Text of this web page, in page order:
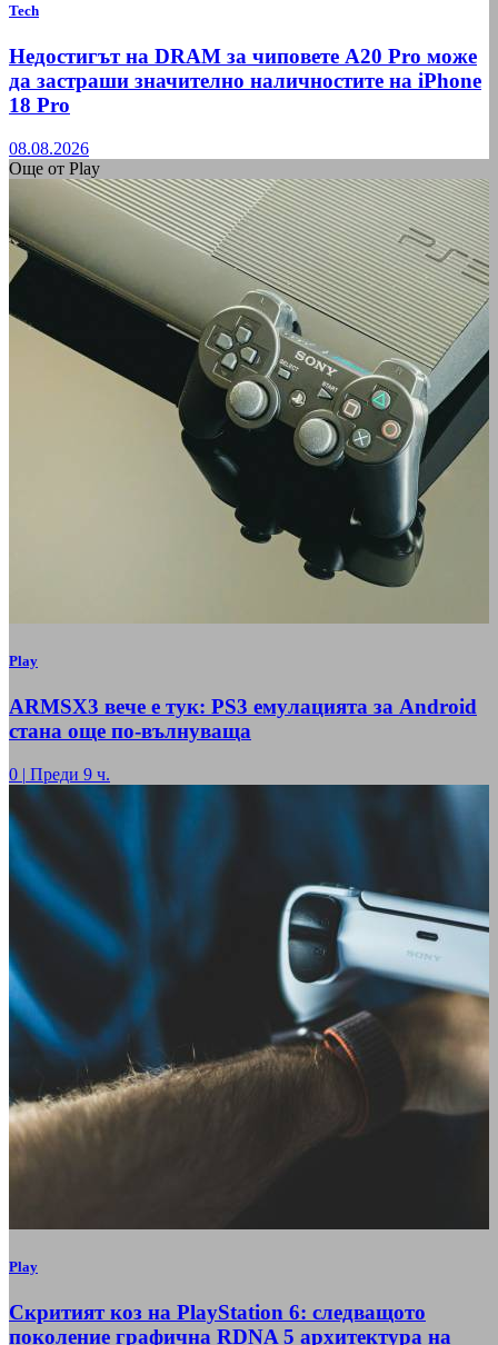
Tech
Недостигът на DRAM за чиповете A20 Pro може
да застраши значително наличностите на iPhone
18 Pro
08.08.2026
Още от Play
Play
ARMSX3 вече е тук: PS3 емулацията за Android
стана още по-вълнуваща
0 | Преди 9 ч.
Play
Скритият коз на PlayStation 6: следващото
поколение графична RDNA 5 архитектура на